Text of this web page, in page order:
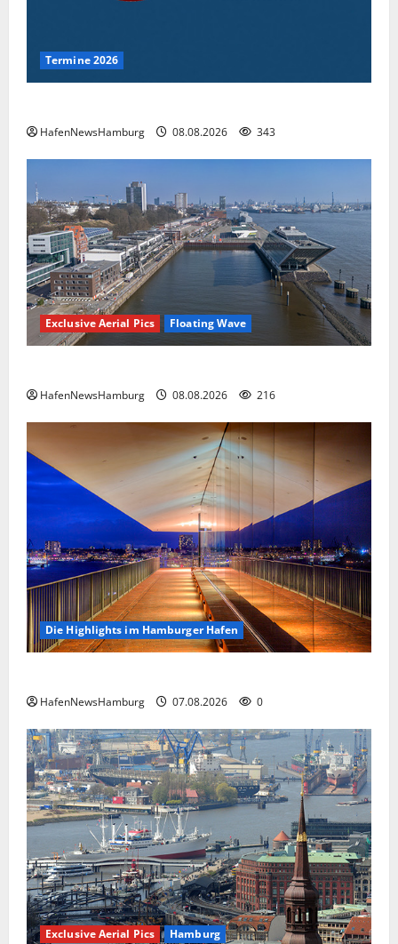
Termine 2026
HafenNewsHamburg 08.08.2026 343
Exclusive Aerial Pics Floating Wave
HafenNewsHamburg 08.08.2026 216
Die Highlights im Hamburger Hafen
HafenNewsHamburg 07.08.2026 0
Exclusive Aerial Pics Hamburg